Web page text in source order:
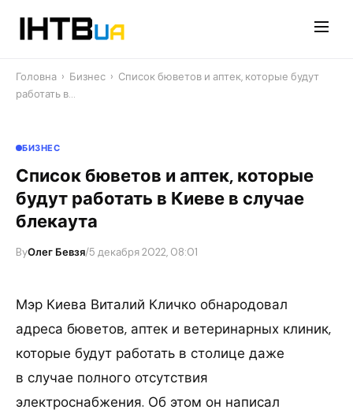
Головна › Бизнес › Список бюветов и аптек, которые будут
работать в…
БИЗНЕС
Список бюветов и аптек, которые
будут работать в Киеве в случае
блекаута
ByОлег Бевзя/5 декабря 2022, 08:01
Мэр Киева Виталий Кличко обнародовал
адреса бюветов, аптек и ветеринарных клиник,
которые будут работать в столице даже
в случае полного отсутствия
электроснабжения. Об этом он написал